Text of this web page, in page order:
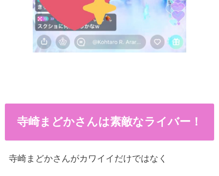
寺崎まどかさんは素敵なライバー！
寺崎まどかさんがカワイイだけではなく